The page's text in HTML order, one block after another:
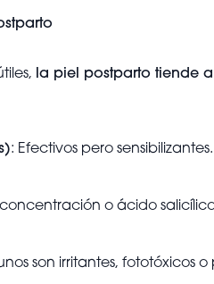
la piel postparto tiende
: Efectivos pero
o ácido salicílico
son irritantes, fototóxicos